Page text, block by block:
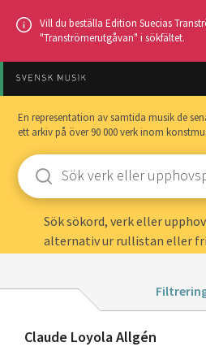
Hoppa
huvudinnehållet
Vill du beställa Edition Suecias
"Tranströmerutgåvan" i sökfältet.
En representation av samtida musik de
ett arkiv på över 90 000 verk inom
Ange
sökord
Sök sökord, verk eller
alternativ ur rullistan eller
Besättning
Sökresultat
Om
Claude Loyola Allgén